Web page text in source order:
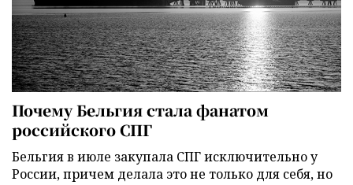
Почему Бельгия стала фанатом
российского СПГ
Бельгия в июле закупала СПГ исключительно у
России, причем делала это не только для себя, но